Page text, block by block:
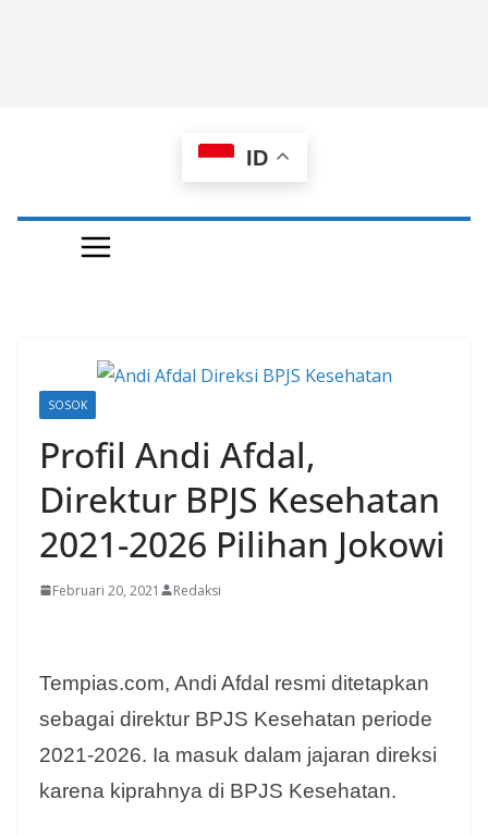
ID
SOSOK
Profil Andi Afdal,
Direktur BPJS Kesehatan
2021-2026 Pilihan Jokowi
Februari 20, 2021 Redaksi
Tempias.com, Andi Afdal resmi ditetapkan
sebagai direktur BPJS Kesehatan periode
2021-2026. Ia masuk dalam jajaran direksi
karena kiprahnya di BPJS Kesehatan.